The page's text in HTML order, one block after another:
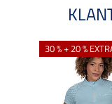
30 % + 20 %